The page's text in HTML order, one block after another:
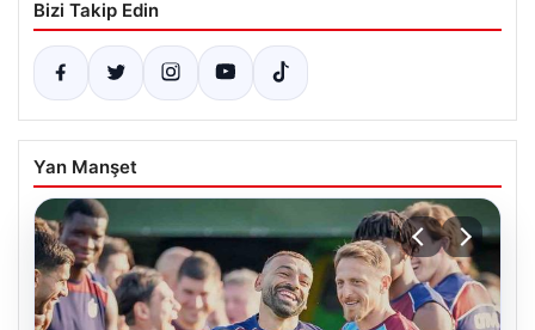
Bizi Takip Edin
Yan Manşet